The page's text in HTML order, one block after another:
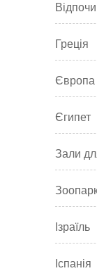
Греція
Європа
Єгипет
Зали
Ізраїль
Іспанія